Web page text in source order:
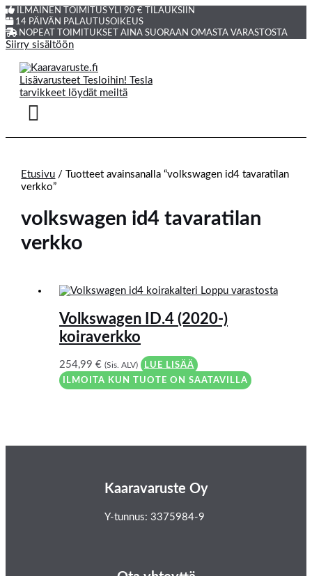
ILMAINEN TOIMITUS YLI 90 € TILAUKSIIN
14 PÄIVÄN PALAUTUSOIKEUS
NOPEAT TOIMITUKSET AINA SUORAAN OMASTA VARASTOSTA
Siirry sisältöön
Etusivu / Tuotteet avainsanalla “volkswagen id4 tavaratilan
verkko”
volkswagen id4 tavaratilan
verkko
Loppu varastosta
Volkswagen ID.4 (2020-)
koiraverkko
254,99€ (Sis. ALV)
LUE LISÄÄ
ILMOITA KUN TUOTE ON SAATAVILLA
Kaaravaruste Oy
Y-tunnus: 3375984-9